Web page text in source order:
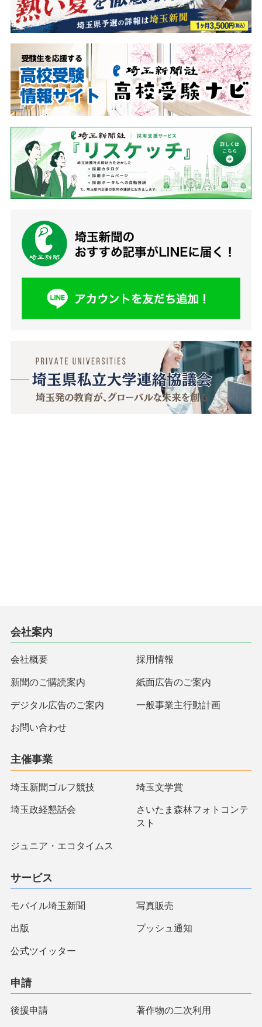
会社案内
会社概要 採用情報
新聞のご購読案内 紙面広告のご案内
デジタル広告のご案内 一般事業主行動計画
お問い合わせ
主催事業
埼玉新聞ゴルフ競技 埼玉文学賞
埼玉政経懇話会
さいたま森林フォトコンテ
スト
ジュニア・エコタイムス
サービス
モバイル埼玉新聞 写真販売
出版 プッシュ通知
公式ツイッター
申請
後援申請 著作物の二次利用